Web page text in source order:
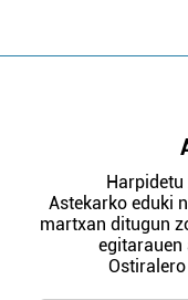
Astekarko eduki
martxan ditugun
egitarauen